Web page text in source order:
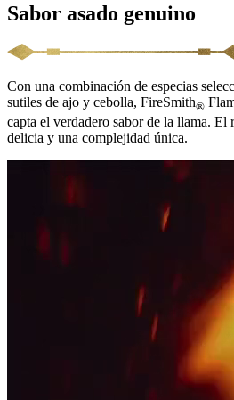
Sabor asado genuino
Con una combinación de especias
sutiles de ajo y cebolla, FireSmith®
capta el verdadero sabor de la llama. El
delicia y una complejidad única.